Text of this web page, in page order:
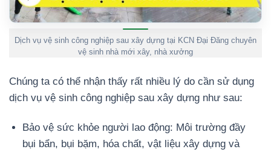
Dịch vụ vệ sinh công nghiệp sau xây dựng tại KCN Đại Đăng chuyên
vệ sinh nhà mới xây, nhà xưởng
Chúng ta có thể nhận thấy rất nhiều lý do cần sử dụng
dịch vụ vệ sinh công nghiệp sau xây dựng như sau:
Bảo vệ sức khỏe người lao động: Môi trường đầy
bụi bẩn, bụi bặm, hóa chất, vật liệu xây dựng và